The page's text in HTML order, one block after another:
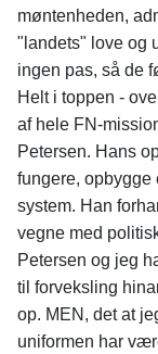
møntenheden,
"landets" love og
ingen pas, så de
Helt i toppen -
af hele FN-
Petersen. Hans
fungere, opbygge
system. Han
vegne med
Petersen og jeg
til forveksling
op. MEN, det at
uniformen har